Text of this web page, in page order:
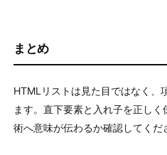
まとめ
HTMLリストは見た目ではなく、
ます。直下要素と入れ子を正し
術へ意味が伝わるか確認してくだ